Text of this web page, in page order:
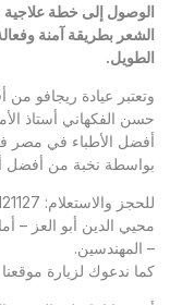
الوصول إلى خطة علاجية
الشعر بطريقة آمنة
الطويل.
وتعتبر عيادة ريجافو
حسن الفكهاني أستاذ
أفضل الأطباء في مصر
بواسطة نخبة من أفضل
– المهندسين.
كما ندعوك لزيارة موقعنا